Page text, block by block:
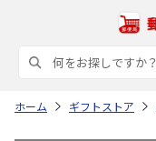
ホーム ギフトストア